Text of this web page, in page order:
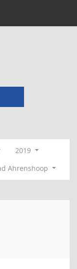
2019
Ahrenshoop